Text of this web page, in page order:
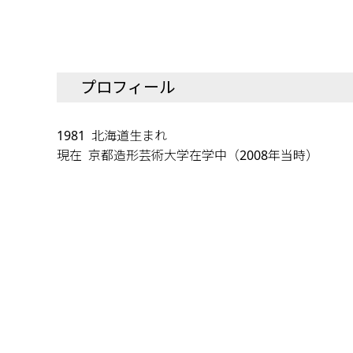
プロフィール
1981 北海道生まれ
現在 京都造形芸術大学在学中（2008年当時）